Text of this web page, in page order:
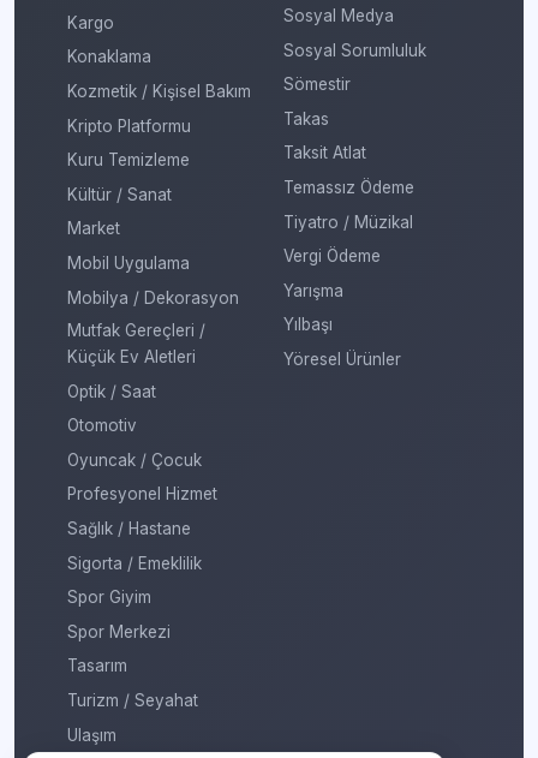
Kargo
Konaklama
Kozmetik / Kişisel Bakım
Kripto Platformu
Kuru Temizleme
Kültür / Sanat
Market
Mobil Uygulama
Mobilya / Dekorasyon
Mutfak Gereçleri /
Küçük Ev Aletleri
Optik / Saat
Otomotiv
Oyuncak / Çocuk
Profesyonel Hizmet
Sağlık / Hastane
Sigorta / Emeklilik
Spor Giyim
Spor Merkezi
Tasarım
Turizm / Seyahat
Ulaşım
Sosyal Medya
Sosyal Sorumluluk
Sömestir
Takas
Taksit Atlat
Temassız Ödeme
Tiyatro / Müzikal
Vergi Ödeme
Yarışma
Yılbaşı
Yöresel Ürünler